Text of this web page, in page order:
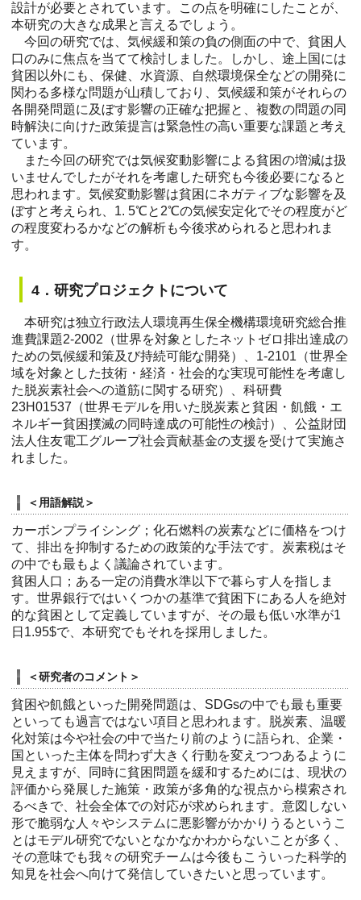
設計が必要とされています。この点を明確にしたことが、
本研究の大きな成果と言えるでしょう。
今回の研究では、気候緩和策の負の側面の中で、貧困人
口のみに焦点を当てて検討しました。しかし、途上国には
貧困以外にも、保健、水資源、自然環境保全などの開発に
関わる多様な問題が山積しており、気候緩和策がそれらの
各開発問題に及ぼす影響の正確な把握と、複数の問題の同
時解決に向けた政策提言は緊急性の高い重要な課題と考え
ています。
また今回の研究では気候変動影響による貧困の増減は扱
いませんでしたがそれを考慮した研究も今後必要になると
思われます。気候変動影響は貧困にネガティブな影響を及
ぼすと考えられ、1. 5℃と2℃の気候安定化でその程度がど
の程度変わるかなどの解析も今後求められると思われま
す。
4．研究プロジェクトについて
本研究は独立行政法人環境再生保全機構環境研究総合推
進費課題2-2002（世界を対象としたネットゼロ排出達成の
ための気候緩和策及び持続可能な開発）、1-2101（世界全
域を対象とした技術・経済・社会的な実現可能性を考慮し
た脱炭素社会への道筋に関する研究）、科研費
23H01537（世界モデルを用いた脱炭素と貧困・飢餓・エ
ネルギー貧困撲滅の同時達成の可能性の検討）、公益財団
法人住友電工グループ社会貢献基金の支援を受けて実施さ
れました。
＜用語解説＞
カーボンプライシング；化石燃料の炭素などに価格をつけ
て、排出を抑制するための政策的な手法です。炭素税はそ
の中でも最もよく議論されています。
貧困人口；ある一定の消費水準以下で暮らす人を指しま
す。世界銀行ではいくつかの基準で貧困下にある人を絶対
的な貧困として定義していますが、その最も低い水準が1
日1.95$で、本研究でもそれを採用しました。
＜研究者のコメント＞
貧困や飢餓といった開発問題は、SDGsの中でも最も重要
といっても過言ではない項目と思われます。脱炭素、温暖
化対策は今や社会の中で当たり前のように語られ、企業・
国といった主体を問わず大きく行動を変えつつあるように
見えますが、同時に貧困問題を緩和するためには、現状の
評価から発展した施策・政策が多角的な視点から模索され
るべきで、社会全体での対応が求められます。意図しない
形で脆弱な人々やシステムに悪影響がかかりうるというこ
とはモデル研究でないとなかなかわからないことが多く、
その意味でも我々の研究チームは今後もこういった科学的
知見を社会へ向けて発信していきたいと思っています。